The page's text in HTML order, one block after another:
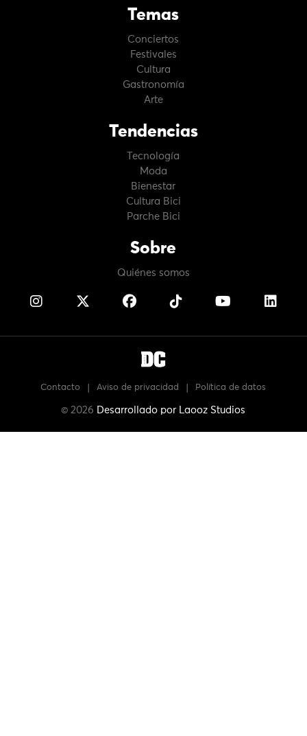
Temas
Conciertos
Festivales
Cultura
Gastronomía
Arte
Tendencias
Tecnología
Moda
Bienestar
Cultura Bici
Parche Bici
Sobre
Quiénes somos
Contacto Aviso de privacidad Política de datos
© 2026 Desarrollado por Laooz Studios